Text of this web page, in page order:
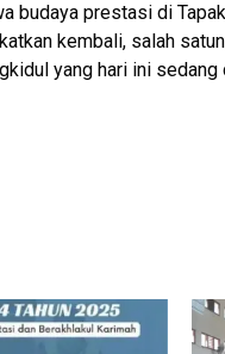
budaya prestasi di
kembali, salah
yang hari ini sedang